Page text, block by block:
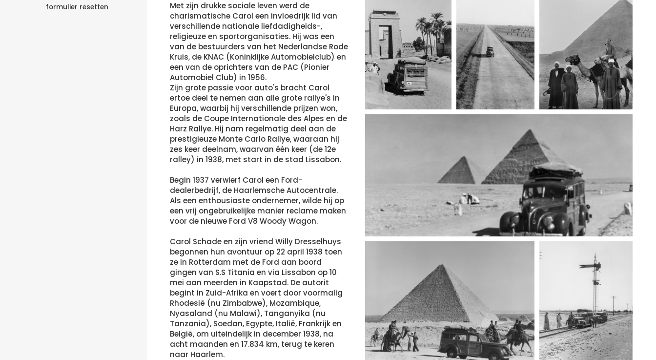
formulier resetten
Met zijn drukke sociale leven werd de
charismatische Carol een invloedrijk lid van
verschillende nationale liefdadigheids-,
religieuze en sportorganisaties. Hij was een
van de bestuurders van het Nederlandse Rode
Kruis, de KNAC (Koninklijke Automobielclub) en
een van de oprichters van de PAC (Pionier
Automobiel Club) in 1956.
Zijn grote passie voor auto's bracht Carol
ertoe deel te nemen aan alle grote rallye's in
Europa, waarbij hij verschillende prijzen won,
zoals de Coupe Internationale des Alpes en de
Harz Rallye. Hij nam regelmatig deel aan de
prestigieuze Monte Carlo Rallye, waaraan hij
zes keer deelnam, waarvan één keer (de 12e
ralley) in 1938, met start in de stad Lissabon.
Begin 1937 verwierf Carol een Ford-
dealerbedrijf, de Haarlemsche Autocentrale.
Als een enthousiaste ondernemer, wilde hij op
een vrij ongebruikelijke manier reclame maken
voor de nieuwe Ford V8 Woody Wagon.
Carol Schade en zijn vriend Willy Dresselhuys
begonnen hun avontuur op 22 april 1938 toen
ze in Rotterdam met de Ford aan boord
gingen van S.S Titania en via Lissabon op 10
mei aan meerden in Kaapstad. De autorit
begint in Zuid-Afrika en voert door voormalig
Rhodesië (nu Zimbabwe), Mozambique,
Nyasaland (nu Malawi), Tanganyika (nu
Tanzania), Soedan, Egypte, Italië, Frankrijk en
België, om uiteindelijk in december 1938, na
acht maanden en 17.834 km, terug te keren
naar Haarlem.